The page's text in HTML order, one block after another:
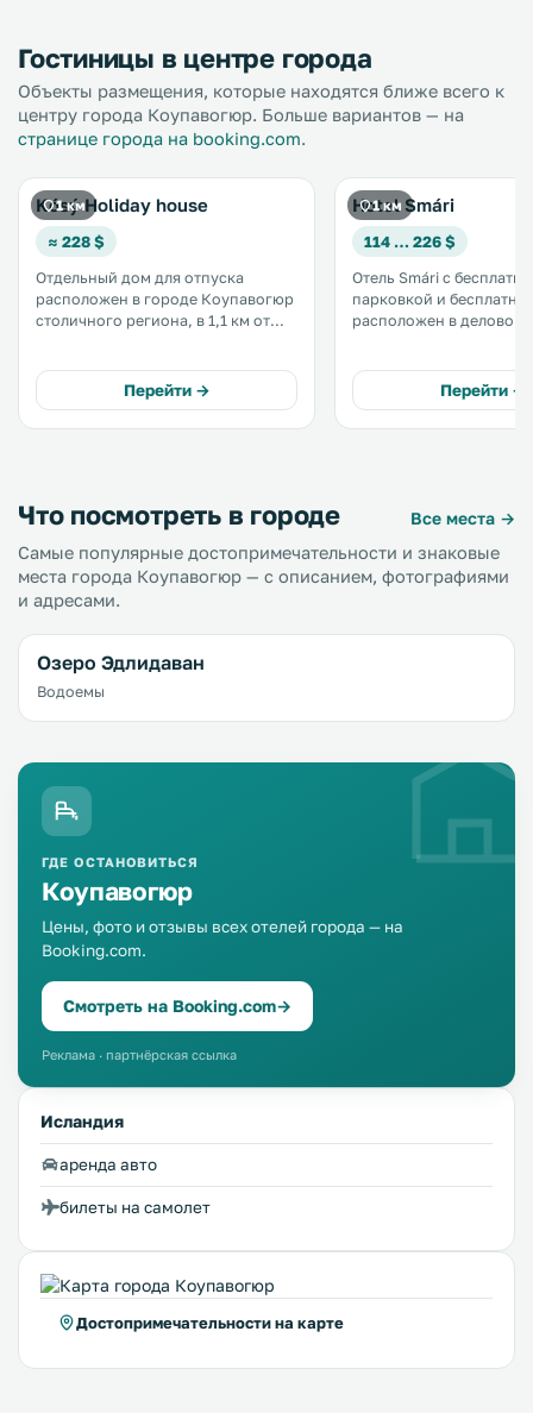
Гостиницы в центре города
Объекты размещения, которые находятся ближе всего к
центру города Коупавогюр. Больше вариантов — на
странице города на booking.com.
1 км
Kósý Holiday house
≈ 228 $
Отдельный дом для отпуска
расположен в городе Коупавогюр
столичного региона, в 1,1 км от
бесплатный Wi-Fi. .
Перейти →
1 км
Hotel Smári
114 … 226 $
Отель Smári с
парковкой и
расположен в деловом
уголком оснащены
плоским экраном и
Перейти →
Что посмотреть в городе
Все места →
Самые популярные достопримечательности и знаковые
места города Коупавогюр — с описанием, фотографиями
и адресами.
Озеро Эдлидаван
Водоемы
ГДЕ ОСТАНОВИТЬСЯ
Коупавогюр
Цены, фото и отзывы всех отелей города — на
Booking.com.
Смотреть на Booking.com→
Реклама · партнёрская ссылка
Исландия
аренда авто
билеты на самолет
Достопримечательности на карте